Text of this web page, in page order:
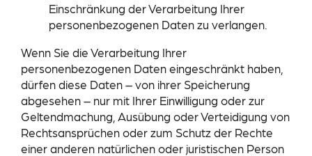
Einschränkung der Verarbeitung Ihrer
personenbezogenen Daten zu verlangen.
Wenn Sie die Verarbeitung Ihrer
personenbezogenen Daten eingeschränkt haben,
dürfen diese Daten – von ihrer Speicherung
abgesehen – nur mit Ihrer Einwilligung oder zur
Geltendmachung, Ausübung oder Verteidigung von
Rechtsansprüchen oder zum Schutz der Rechte
einer anderen natürlichen oder juristischen Person